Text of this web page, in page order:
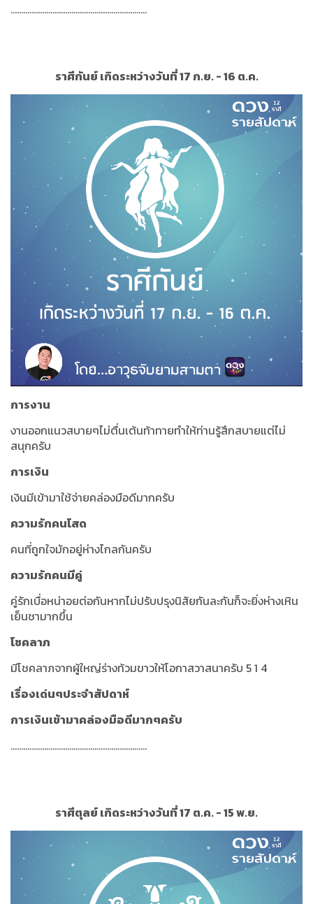
.................................................................
ราศีกันย์ เกิดระหว่างวันที่ 17 ก.ย. - 16 ต.ค.
การงาน
งานออกแนวสบายๆไม่ตื่นเต้นท้าทายทำให้ท่านรู้สึกสบายแต่ไม่
สนุกครับ
การเงิน
เงินมีเข้ามาใช้จ่ายคล่องมือดีมากครับ
ความรักคนโสด
คนที่ถูกใจมักอยู่ห่างไกลกันครับ
ความรักคนมีคู่
คู่รักเบื่อหน่าอยต่อกันหากไม่ปรับปรุงนิสัยกันละกันก็จะยิ่งห่างเหิน
เย็นชามากขึ้น
โชคลาภ
มีโชคลาภจากผู้ใหญ่ร่างท้วมขาวให้โอกาสวาสนาครับ 5 1 4
เรื่องเด่นๆประจำสัปดาห์
การเงินเข้ามาคล่องมือดีมากๆครับ
.................................................................
ราศีตุลย์ เกิดระหว่างวันที่ 17 ต.ค. - 15 พ.ย.